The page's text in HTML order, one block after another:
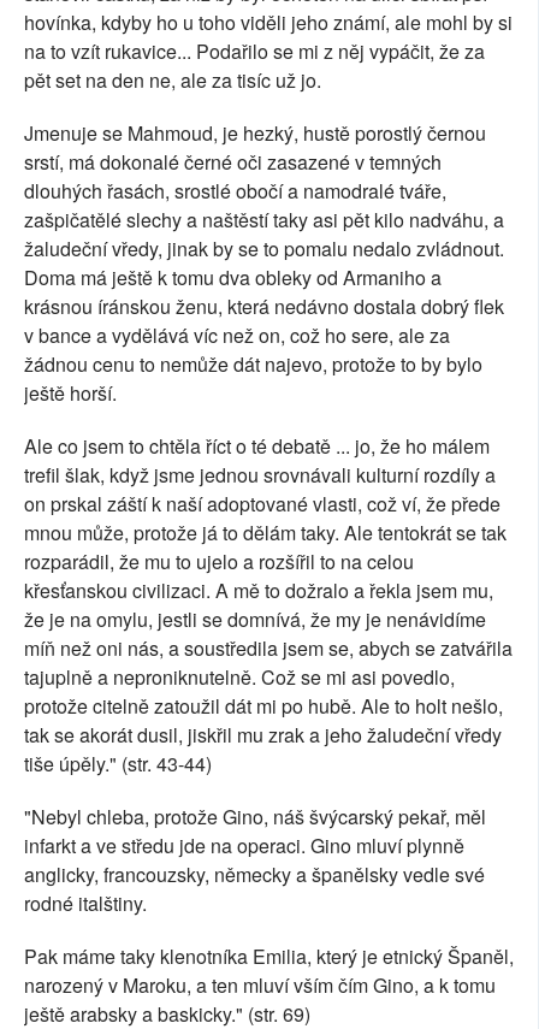
hovínka, kdyby ho u toho viděli jeho známí, ale mohl by si
na to vzít rukavice... Podařilo se mi z něj vypáčit, že za
pět set na den ne, ale za tisíc už jo.
Jmenuje se Mahmoud, je hezký, hustě porostlý černou
srstí, má dokonalé černé oči zasazené v temných
dlouhých řasách, srostlé obočí a namodralé tváře,
zašpičatělé slechy a naštěstí taky asi pět kilo nadváhu, a
žaludeční vředy, jinak by se to pomalu nedalo zvládnout.
Doma má ještě k tomu dva obleky od Armaniho a
krásnou íránskou ženu, která nedávno dostala dobrý flek
v bance a vydělává víc než on, což ho sere, ale za
žádnou cenu to nemůže dát najevo, protože to by bylo
ještě horší.
Ale co jsem to chtěla říct o té debatě ... jo, že ho málem
trefil šlak, když jsme jednou srovnávali kulturní rozdíly a
on prskal záští k naší adoptované vlasti, což ví, že přede
mnou může, protože já to dělám taky. Ale tentokrát se tak
rozparádil, že mu to ujelo a rozšířil to na celou
křesťanskou civilizaci. A mě to dožralo a řekla jsem mu,
že je na omylu, jestli se domnívá, že my je nenávidíme
míň než oni nás, a soustředila jsem se, abych se zatvářila
tajuplně a neproniknutelně. Což se mi asi povedlo,
protože citelně zatoužil dát mi po hubě. Ale to holt nešlo,
tak se akorát dusil, jiskřil mu zrak a jeho žaludeční vředy
tiše úpěly." (str. 43-44)
"Nebyl chleba, protože Gino, náš švýcarský pekař, měl
infarkt a ve středu jde na operaci. Gino mluví plynně
anglicky, francouzsky, německy a španělsky vedle své
rodné italštiny.
Pak máme taky klenotníka Emilia, který je etnický Španěl,
narozený v Maroku, a ten mluví vším čím Gino, a k tomu
ještě arabsky a baskicky." (str. 69)